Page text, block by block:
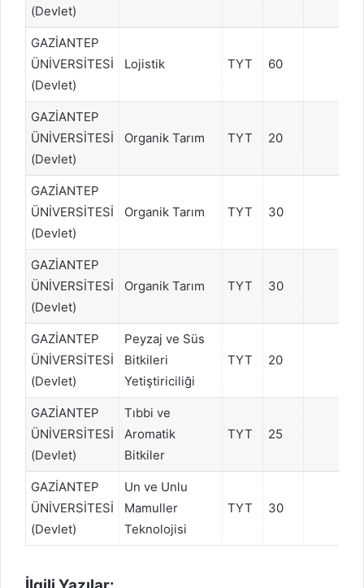
(Devlet)
GAZİANTEP
ÜNİVERSİTESİ
(Devlet)
Lojistik TYT 60
GAZİANTEP
ÜNİVERSİTESİ
(Devlet)
Organik Tarım TYT 20
GAZİANTEP
ÜNİVERSİTESİ
(Devlet)
Organik Tarım TYT 30
GAZİANTEP
ÜNİVERSİTESİ
(Devlet)
Organik Tarım TYT 30
GAZİANTEP
ÜNİVERSİTESİ
(Devlet)
Peyzaj ve Süs
Bitkileri
Yetiştiriciliği
TYT 20
GAZİANTEP
ÜNİVERSİTESİ
(Devlet)
Tıbbi ve
Aromatik
Bitkiler
TYT 25
GAZİANTEP
ÜNİVERSİTESİ
(Devlet)
Un ve Unlu
Mamuller
Teknolojisi
TYT 30